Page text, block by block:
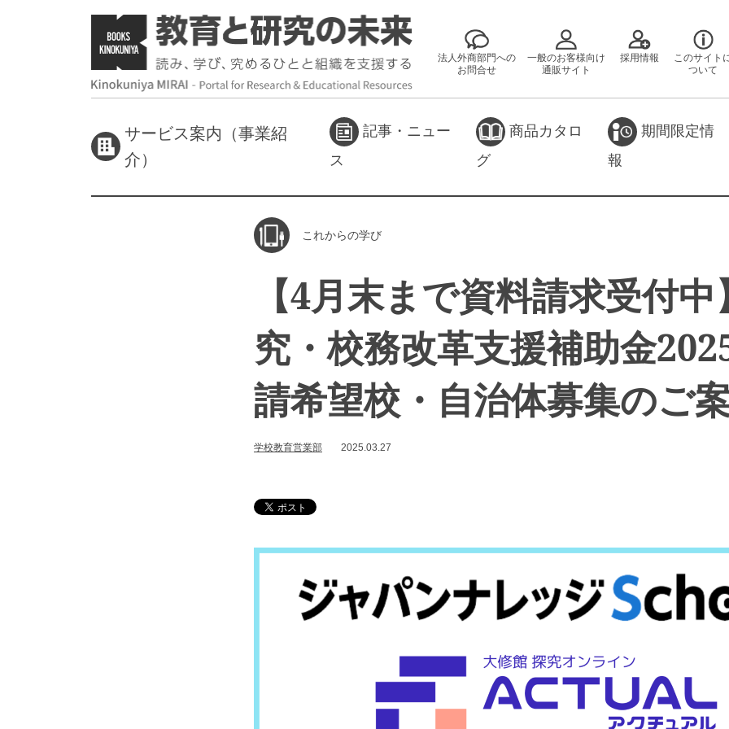
法人外商部門への
お問合せ
一般のお客様向け
通販サイト
採用情報
このサイト
ついて
サービス案内（事業紹
介）
記事・ニュー
ス
商品カタロ
グ
期間限定情
報
これからの学び
【4月末まで資料請求受付
究・校務改革支援補助金
請希望校・自治体募集のご
学校教育営業部 2025.03.27